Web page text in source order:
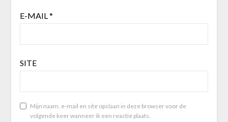
E-MAIL*
SITE
Mijn naam, e-mail en site opslaan in deze browser voor de
volgende keer wanneer ik een reactie plaats.